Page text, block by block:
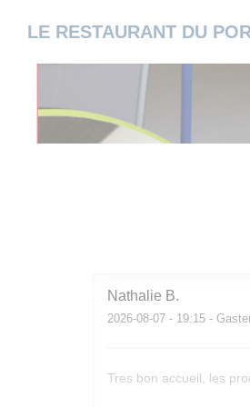
LE RESTAURANT DU
Nathalie B
2026-08-07 - 19:15 -
Tres bon accueil, les